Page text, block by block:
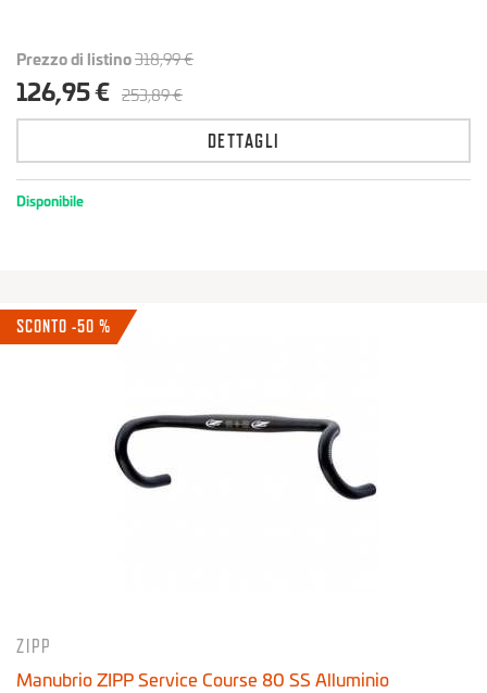
Prezzo di listino318,99 €
126,95 € 253,89 €
DETTAGLI
Disponibile
SCONTO -50 %
ZIPP
Manubrio ZIPP Service Course 80 SS Alluminio